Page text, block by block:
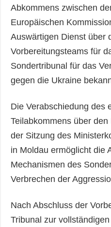
Abkommens zwischen
Europäischen
Auswärtigen Dienst über
Vorbereitungsteams für
Sondertribunal für das
gegen die Ukraine
Die Verabschiedung des
Teilabkommens über
der Sitzung des
in Moldau ermöglicht die
Mechanismen des
Verbrechen der
Nach Abschluss der
Tribunal zur